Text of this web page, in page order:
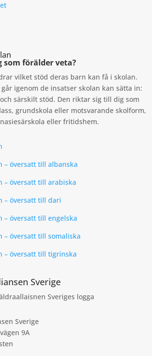
som förälder veta?
vilket stöd deras barn kan få i skolan.
igenom de insatser skolan kan sätta in:
särskilt stöd. Den riktar sig till dig som
grundskola eller motsvarande skolform,
eller fritidshem.
– översatt till albanska
– översatt till arabiska
– översatt till dari
– översatt till engelska
– översatt till somaliska
– översatt till tigrinska
Sverige
Sverige
9A